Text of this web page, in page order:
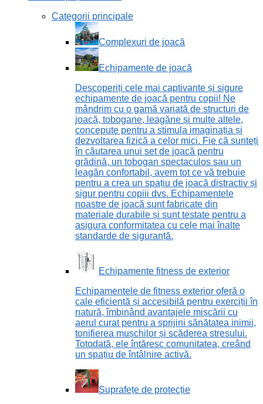
Categorii principale
Complexuri de joacă
Echipamente de joacă
Descoperiți cele mai captivante și sigure
echipamente de joacă pentru copii! Ne
mândrim cu o gamă variată de structuri de
joacă, tobogane, leagăne și multe altele,
concepute pentru a stimula imaginația și
dezvoltarea fizică a celor mici. Fie că sunteți
în căutarea unui set de joacă pentru
grădină, un tobogan spectaculos sau un
leagăn confortabil, avem tot ce vă trebuie
pentru a crea un spațiu de joacă distractiv și
sigur pentru copiii dvs. Echipamentele
noastre de joacă sunt fabricate din
materiale durabile și sunt testate pentru a
asigura conformitatea cu cele mai înalte
standarde de siguranță.
Echipamente fitness de exterior
Echipamentele de fitness exterior oferă o
cale eficientă și accesibilă pentru exerciții în
natură, îmbinând avantajele mișcării cu
aerul curat pentru a sprijini sănătatea inimii,
tonifierea mușchilor și scăderea stresului.
Totodată, ele întăresc comunitatea, creând
un spațiu de întâlnire activă.
Suprafețe de protecție